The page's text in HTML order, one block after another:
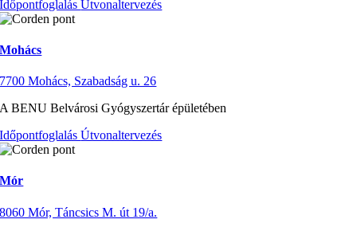
IdőpontfoglalásÚtvonaltervezés
Mohács
7700 Mohács, Szabadság u. 26
A BENU Belvárosi Gyógyszertár épületében
IdőpontfoglalásÚtvonaltervezés
Mór
8060 Mór, Táncsics M. út 19/a.